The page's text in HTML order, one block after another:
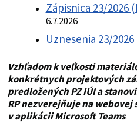
Zápisnica 23/2026
6.7.2026
Uznesenia 23/2026
Vzhľadom k veľkosti
konkrétnych projektových
predložených PZ IÚI a
RP nezverejňuje na webovej
v aplikácii Microsoft Teams.